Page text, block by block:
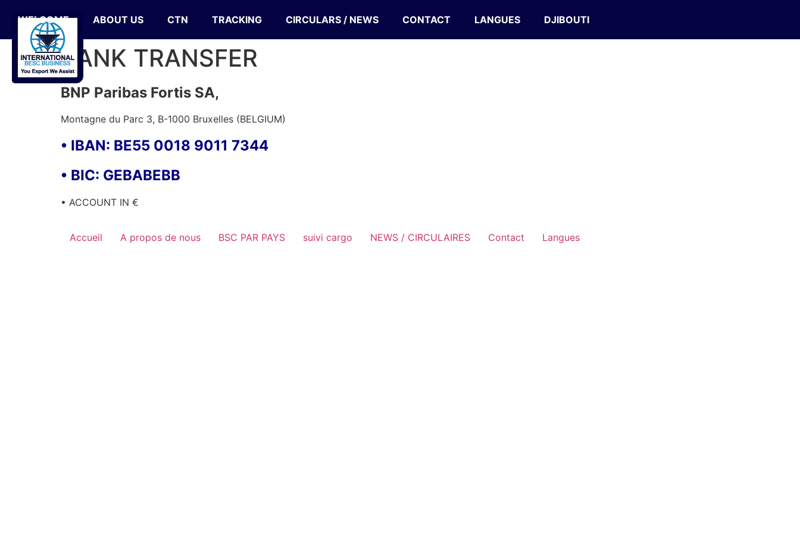
WELCOME ABOUT US CTN TRACKING CIRCULARS / NEWS CONTACT LANGUES DJIBOUTI
BANK TRANSFER
BNP Paribas Fortis SA,
Montagne du Parc 3, B-1000 Bruxelles (BELGIUM)
• IBAN: BE55 0018 9011 7344
• BIC: GEBABEBB
• ACCOUNT IN €
Accueil A propos de nous BSC PAR PAYS suivi cargo NEWS / CIRCULAIRES Contact Langues